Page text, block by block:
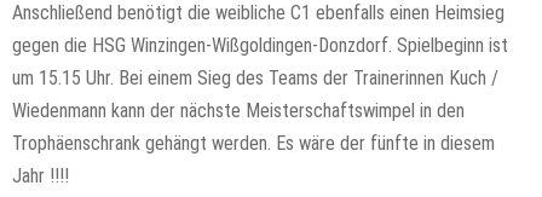
Anschließend benötigt die weibliche C1 ebenfalls einen Heimsieg
gegen die HSG Winzingen-Wißgoldingen-Donzdorf. Spielbeginn ist
um 15.15 Uhr. Bei einem Sieg des Teams der Trainerinnen Kuch /
Wiedenmann kann der nächste Meisterschaftswimpel in den
Trophäenschrank gehängt werden. Es wäre der fünfte in diesem
Jahr !!!!